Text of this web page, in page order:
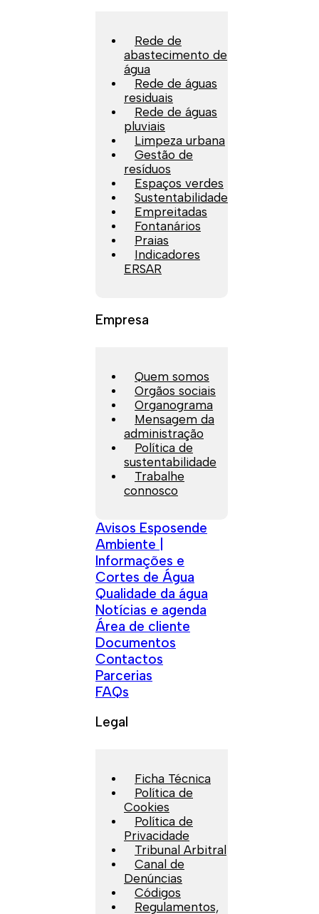
Rede de
abastecimento de
água
Rede de águas
residuais
Rede de águas
pluviais
Limpeza urbana
Gestão de
resíduos
Espaços verdes
Sustentabilidade
Empreitadas
Fontanários
Praias
Indicadores
ERSAR
Empresa
Quem somos
Orgãos sociais
Organograma
Mensagem da
administração
Política de
sustentabilidade
Trabalhe
connosco
Avisos Esposende
Ambiente |
Informações e
Cortes de Água
Qualidade da água
Notícias e agenda
Área de cliente
Documentos
Contactos
Parcerias
FAQs
Legal
Ficha Técnica
Política de
Cookies
Política de
Privacidade
Tribunal Arbitral
Canal de
Denúncias
Códigos
Regulamentos,